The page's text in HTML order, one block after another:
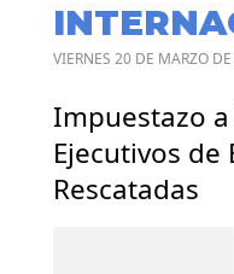
VIERNES 20 DE MARZO
Impuestazo
Ejecutivos de
Rescatadas